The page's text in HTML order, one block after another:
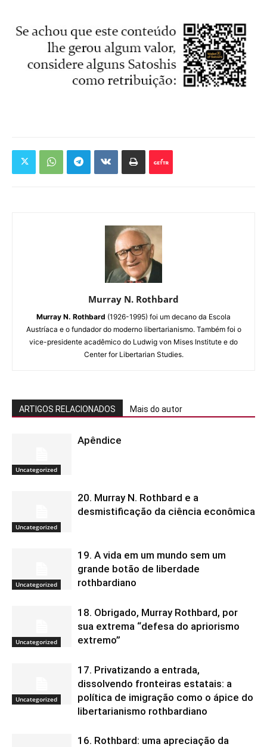
Murray N. Rothbard
Murray N. Rothbard (1926-1995) foi um decano da Escola
Austríaca e o fundador do moderno libertarianismo. Também foi o
vice-presidente acadêmico do Ludwig von Mises Institute e do
Center for Libertarian Studies.
ARTIGOS RELACIONADOS Mais do autor
Uncategorized
Apêndice
Uncategorized
20. Murray N. Rothbard e a
desmistificação da ciência econômica
Uncategorized
19. A vida em um mundo sem um
grande botão de liberdade
rothbardiano
Uncategorized
18. Obrigado, Murray Rothbard, por
sua extrema “defesa do apriorismo
extremo”
Uncategorized
17. Privatizando a entrada,
dissolvendo fronteiras estatais: a
política de imigração como o ápice do
libertarianismo rothbardiano
16. Rothbard: uma apreciação da